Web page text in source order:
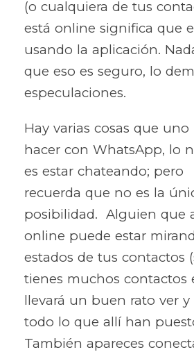
(o cualquiera de tus
está online significa que
usando la aplicación.
que eso es seguro, lo
especulaciones.
Hay varias cosas que uno
hacer con WhatsApp, lo
es estar chateando; pero
recuerda que no es la
posibilidad. Alguien que
online puede estar
estados de tus contactos
tienes muchos contactos
llevará un buen rato ver y
todo lo que allí han
También apareces